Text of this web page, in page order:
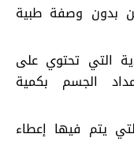
بدون وصفة طبية
التي تحتوي على
الجسم بكمية
يتم فيها إعطاء